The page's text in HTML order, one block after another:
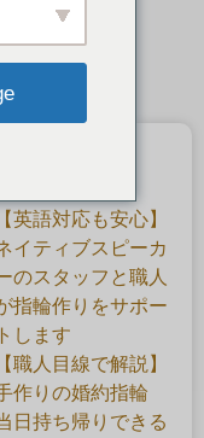
【英語対応も安心】
イティブスピーカ
のスタッフと職人
指輪作りをサポー
トします
【職人目線で解説】
作りの婚約指輪
日持ち帰りできる